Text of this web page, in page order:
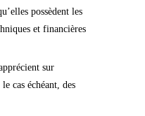
possèdent les
et financières
sur
cas échéant, des